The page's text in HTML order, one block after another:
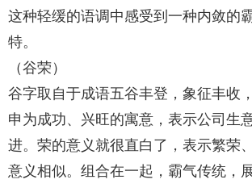
这种轻缓的语调中感受到一种内敛的
特。
（谷荣）
谷字取自于成语五谷丰登，象征丰收
申为成功、兴旺的寓意，表示公司生
进。荣的意义就很直白了，表示繁荣
意义相似。组合在一起，霸气传统，